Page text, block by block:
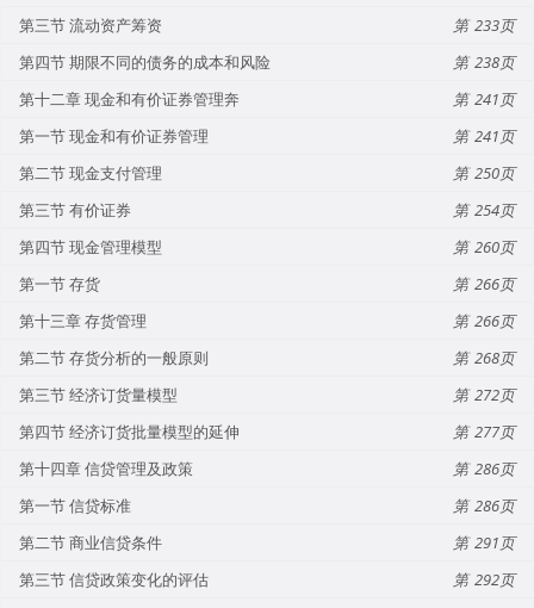
第三节 流动资产筹资
233
第四节 期限不同的债务的成本和风险
238
第十二章 现金和有价证券管理奔
241
第一节 现金和有价证券管理
241
第二节 现金支付管理
250
第三节 有价证券
254
第四节 现金管理模型
260
第一节 存货
266
第十三章 存货管理
266
第二节 存货分析的一般原则
268
第三节 经济订货量模型
272
第四节 经济订货批量模型的延伸
277
第十四章 信贷管理及政策
286
第一节 信贷标准
286
第二节 商业信贷条件
291
第三节 信贷政策变化的评估
292